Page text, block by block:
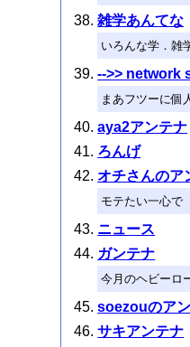
雑学あんてな
いろんな学．雑
-->> network
まあフツーに個
aya2アンテナ
ろんげ
オチさんのア
モテたい一心で
ニュース
ガンテナ
今月のヘビーロ
soezouのア
サキアンテナ